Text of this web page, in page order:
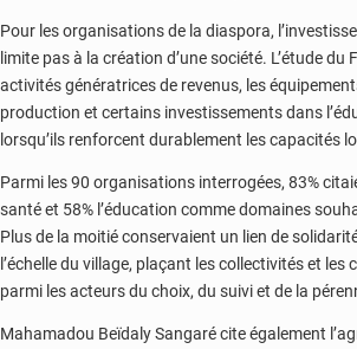
Pour les organisations de la diaspora,
limite pas à la création d’une société. L’étude du
activités génératrices de revenus, les
production et certains investissements dans
lorsqu’ils renforcent durablement les capacités
Parmi les 90 organisations interrogées, 83%
santé et 58% l’éducation comme domaines
Plus de la moitié conservaient un lien de
l’échelle du village, plaçant les collectivités et
parmi les acteurs du choix, du suivi et de la
Mahamadou Beïdaly Sangaré cite également